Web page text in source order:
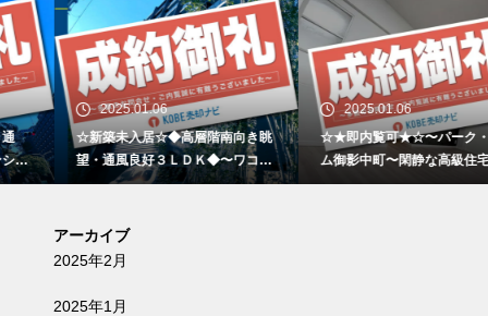
2025.01.06
☆新築未入居☆◆高層階南向き眺
望・通風良好３ＬＤＫ◆〜ワコー
レシティ神戸元町〜
2025.01.06
☆★即内覧可★☆〜パーク・ハイ
ム御影中町〜閑静な高級住宅街と
大型商業施設の利便性が両立した
アーカイブ
2025年2月
2025年1月